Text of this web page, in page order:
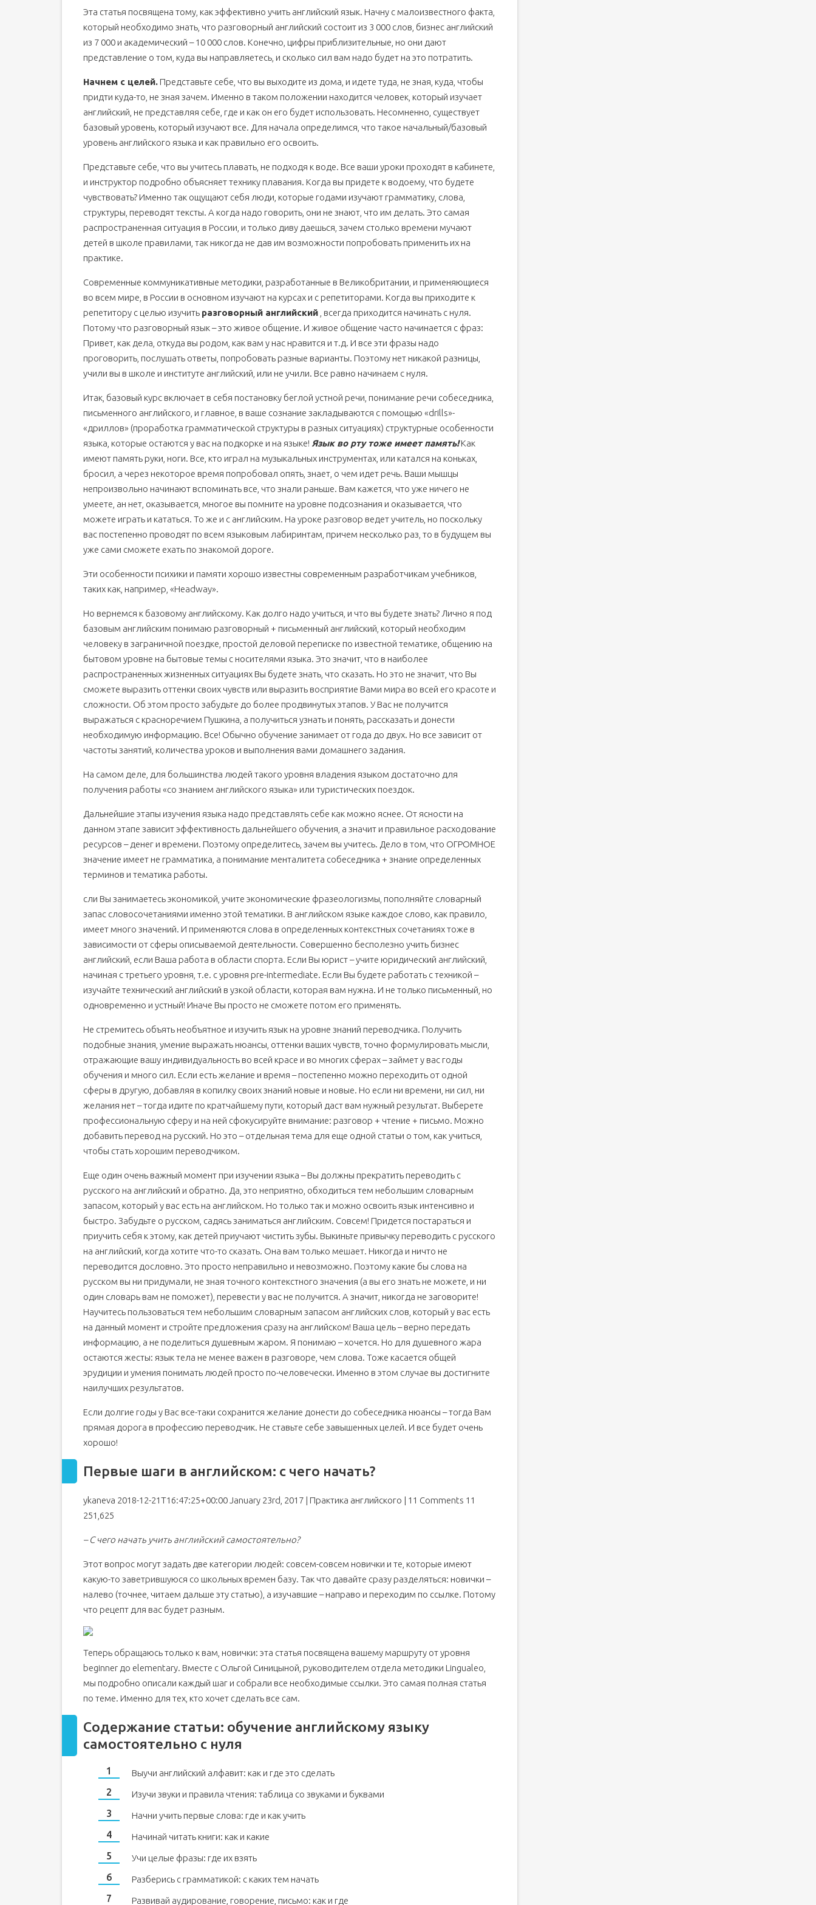
2. Звуки и правила чтения: выучить английский язык с нуля самостоятельно и бесплатно
3. Первые слова: учить английский самостоятельно с нуля бесплатно онлайн
4. Читаем книги: с чего начать изучение английского языка самостоятельно
5. Английские фразы: как изучить английский язык самостоятельно с нуля бесплатно
6. Учим грамматику английского языка для начинающих
7. Комплексно, со всех сторон: как учить английский язык самостоятельно с нуля
8. Последнее, но не по важности! Как изучить английский язык самостоятельно в домашних условиях с нуля
9. А что потом? Как выучить английский язык самостоятельно дома с нуля быстро
Английский язык учить самостоятельно онлайн с нуля
С чего начать обучение английскому языку взрослых?
Эта статья посвящена тому, как эффективно учить английский язык. Начну с малоизвестного факта,
который необходимо знать, что разговорный английский состоит из 3 000 слов, бизнес английский
из 7 000 и академический – 10 000 слов. Конечно, цифры приблизительные, но они дают
представление о том, куда вы направляетесь, и сколько сил вам надо будет на это потратить.
Начнем с целей. Представьте себе, что вы выходите из дома, и идете туда, не зная, куда, чтобы
придти куда-то, не зная зачем. Именно в таком положении находится человек, который изучает
английский, не представляя себе, где и как он его будет использовать. Несомненно, существует
базовый уровень, который изучают все. Для начала определимся, что такое начальный/базовый
уровень английского языка и как правильно его освоить.
Представьте себе, что вы учитесь плавать, не подходя к воде. Все ваши уроки проходят в кабинете,
и инструктор подробно объясняет технику плавания. Когда вы придете к водоему, что будете
чувствовать? Именно так ощущают себя люди, которые годами изучают грамматику, слова,
структуры, переводят тексты. А когда надо говорить, они не знают, что им делать. Это самая
распространенная ситуация в России, и только диву даешься, зачем столько времени мучают
детей в школе правилами, так никогда не дав им возможности попробовать применить их на
практике.
Современные коммуникативные методики, разработанные в Великобритании, и применяющиеся
во всем мире, в России в основном изучают на курсах и с репетиторами. Когда вы приходите к
репетитору с целью изучить разговорный английский , всегда приходится начинать с нуля.
Потому что разговорный язык – это живое общение. И живое общение часто начинается с фраз:
Привет, как дела, откуда вы родом, как вам у нас нравится и т.д. И все эти фразы надо
проговорить, послушать ответы, попробовать разные варианты. Поэтому нет никакой разницы,
учили вы в школе и институте английский, или не учили. Все равно начинаем с нуля.
Итак, базовый курс включает в себя постановку беглой устной речи, понимание речи собеседника,
письменного английского, и главное, в ваше сознание закладываются с помощью «drills»-
«дриллов» (проработка грамматической структуры в разных ситуациях) структурные особенности
языка, которые остаются у вас на подкорке и на языке! Язык во рту тоже имеет память!Как
имеют память руки, ноги. Все, кто играл на музыкальных инструментах, или катался на коньках,
бросил, а через некоторое время попробовал опять, знает, о чем идет речь. Ваши мышцы
непроизвольно начинают вспоминать все, что знали раньше. Вам кажется, что уже ничего не
умеете, ан нет, оказывается, многое вы помните на уровне подсознания и оказывается, что
можете играть и кататься. То же и с английским. На уроке разговор ведет учитель, но поскольку
вас постепенно проводят по всем языковым лабиринтам, причем несколько раз, то в будущем вы
уже сами сможете ехать по знакомой дороге.
Эти особенности психики и памяти хорошо известны современным разработчикам учебников,
таких как, например, «Headway».
Но вернемся к базовому английскому. Как долго надо учиться, и что вы будете знать? Лично я под
базовым английским понимаю разговорный + письменный английский, который необходим
человеку в заграничной поездке, простой деловой переписке по известной тематике, общению на
бытовом уровне на бытовые темы с носителями языка. Это значит, что в наиболее
распространенных жизненных ситуациях Вы будете знать, что сказать. Но это не значит, что Вы
сможете выразить оттенки своих чувств или выразить восприятие Вами мира во всей его красоте и
сложности. Об этом просто забудьте до более продвинутых этапов. У Вас не получится
выражаться с красноречием Пушкина, а получиться узнать и понять, рассказать и донести
необходимую информацию. Все! Обычно обучение занимает от года до двух. Но все зависит от
частоты занятий, количества уроков и выполнения вами домашнего задания.
На самом деле, для большинства людей такого уровня владения языком достаточно для
получения работы «со знанием английского языка» или туристических поездок.
Дальнейшие этапы изучения языка надо представлять себе как можно яснее. От ясности на
данном этапе зависит эффективность дальнейшего обучения, а значит и правильное расходование
ресурсов – денег и времени. Поэтому определитесь, зачем вы учитесь. Дело в том, что ОГРОМНОЕ
значение имеет не грамматика, а понимание менталитета собеседника + знание определенных
терминов и тематика работы.
сли Вы занимаетесь экономикой, учите экономические фразеологизмы, пополняйте словарный
запас словосочетаниями именно этой тематики. В английском языке каждое слово, как правило,
имеет много значений. И применяются слова в определенных контекстных сочетаниях тоже в
зависимости от сферы описываемой деятельности. Совершенно бесполезно учить бизнес
английский, если Ваша работа в области спорта. Если Вы юрист – учите юридический английский,
начиная с третьего уровня, т.е. с уровня pre-intermediate. Если Вы будете работать с техникой –
изучайте технический английский в узкой области, которая вам нужна. И не только письменный, но
одновременно и устный! Иначе Вы просто не сможете потом его применять.
Не стремитесь объять необъятное и изучить язык на уровне знаний переводчика. Получить
подобные знания, умение выражать нюансы, оттенки ваших чувств, точно формулировать мысли,
отражающие вашу индивидуальность во всей красе и во многих сферах – займет у вас годы
обучения и много сил. Если есть желание и время – постепенно можно переходить от одной
сферы в другую, добавляя в копилку своих знаний новые и новые. Но если ни времени, ни сил, ни
желания нет – тогда идите по кратчайшему пути, который даст вам нужный результат. Выберете
профессиональную сферу и на ней сфокусируйте внимание: разговор + чтение + письмо. Можно
добавить перевод на русский. Но это – отдельная тема для еще одной статьи о том, как учиться,
чтобы стать хорошим переводчиком.
Еще один очень важный момент при изучении языка – Вы должны прекратить переводить с
русского на английский и обратно. Да, это неприятно, обходиться тем небольшим словарным
запасом, который у вас есть на английском. Но только так и можно освоить язык интенсивно и
быстро. Забудьте о русском, садясь заниматься английским. Совсем! Придется постараться и
приучить себя к этому, как детей приучают чистить зубы. Выкиньте привычку переводить с русского
на английский, когда хотите что-то сказать. Она вам только мешает. Никогда и ничто не
переводится дословно. Это просто неправильно и невозможно. Поэтому какие бы слова на
русском вы ни придумали, не зная точного контекстного значения (а вы его знать не можете, и ни
один словарь вам не поможет), перевести у вас не получится. А значит, никогда не заговорите!
Научитесь пользоваться тем небольшим словарным запасом английских слов, который у вас есть
на данный момент и стройте предложения сразу на английском! Ваша цель – верно передать
информацию, а не поделиться душевным жаром. Я понимаю – хочется. Но для душевного жара
остаются жесты: язык тела не менее важен в разговоре, чем слова. Тоже касается общей
эрудиции и умения понимать людей просто по-человечески. Именно в этом случае вы достигните
наилучших результатов.
Если долгие годы у Вас все-таки сохранится желание донести до собеседника нюансы – тогда Вам
прямая дорога в профессию переводчик. Не ставьте себе завышенных целей. И все будет очень
хорошо!
Первые шаги в английском: с чего начать?
ykaneva 2018-12-21T16:47:25+00:00 January 23rd, 2017 | Практика английского | 11 Comments 11
251,625
– С чего начать учить английский самостоятельно?
Этот вопрос могут задать две категории людей: совсем-совсем новички и те, которые имеют
какую-то заветрившуюся со школьных времен базу. Так что давайте сразу разделяться: новички –
налево (точнее, читаем дальше эту статью), а изучавшие – направо и переходим по ссылке. Потому
что рецепт для вас будет разным.
Теперь обращаюсь только к вам, новички: эта статья посвящена вашему маршруту от уровня
beginner до elementary. Вместе с Ольгой Синицыной, руководителем отдела методики Lingualeo,
мы подробно описали каждый шаг и собрали все необходимые ссылки. Это самая полная статья
по теме. Именно для тех, кто хочет сделать все сам.
Содержание статьи: обучение английскому языку
самостоятельно с нуля
Выучи английский алфавит: как и где это сделать
Изучи звуки и правила чтения: таблица со звуками и буквами
Начни учить первые слова: где и как учить
Начинай читать книги: как и какие
Учи целые фразы: где их взять
Разберись с грамматикой: с каких тем начать
Развивай аудирование, говорение, письмо: как и где